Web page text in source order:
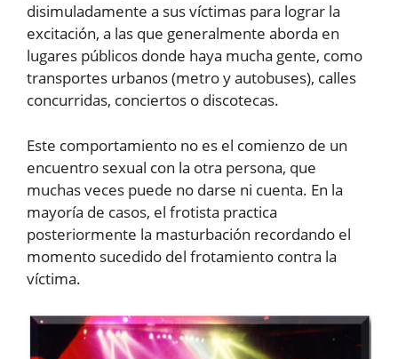
disimuladamente a sus víctimas para lograr la
excitación, a las que generalmente aborda en
lugares públicos donde haya mucha gente, como
transportes urbanos (metro y autobuses), calles
concurridas, conciertos o discotecas.
Este comportamiento no es el comienzo de un
encuentro sexual con la otra persona, que
muchas veces puede no darse ni cuenta. En la
mayoría de casos, el frotista practica
posteriormente la masturbación recordando el
momento sucedido del frotamiento contra la
víctima.